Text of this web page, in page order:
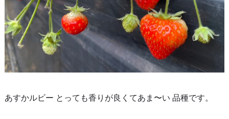
あすかルビー とっても香りが良くてあま〜い 品種です。